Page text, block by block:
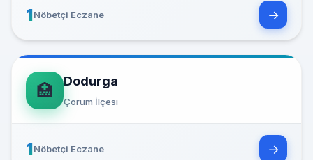
1Nöbetçi Eczane →
🏥 Dodurga
Çorum İlçesi
1Nöbetçi Eczane →